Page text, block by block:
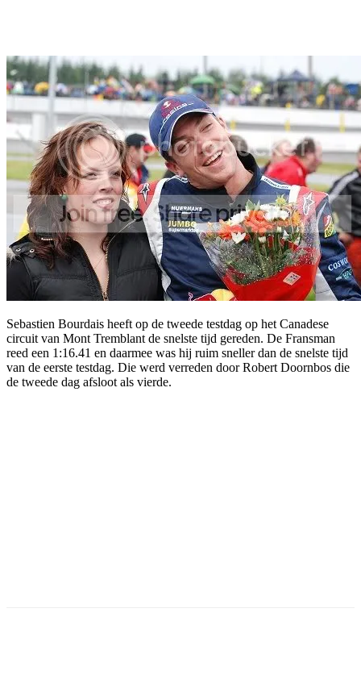
Sebastien Bourdais heeft op de tweede testdag op het Canadese
circuit van Mont Tremblant de snelste tijd gereden. De Fransman
reed een 1:16.41 en daarmee was hij ruim sneller dan de snelste tijd
van de eerste testdag. Die werd verreden door Robert Doornbos die
de tweede dag afsloot als vierde.